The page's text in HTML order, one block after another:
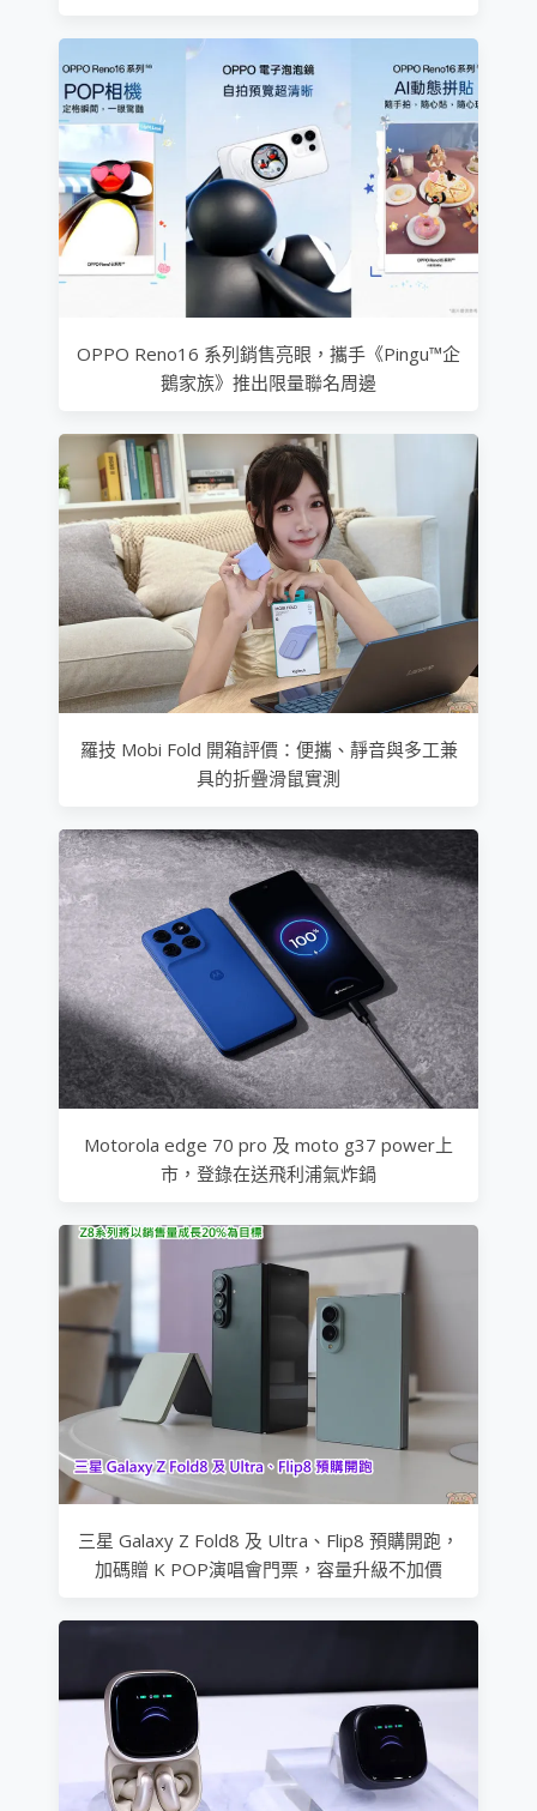
OPPO Reno16 系列銷售亮眼，攜手《Pingu™企
鵝家族》推出限量聯名周邊
羅技 Mobi Fold 開箱評價：便攜、靜音與多工兼
具的折疊滑鼠實測
Motorola edge 70 pro 及 moto g37 power上
市，登錄在送飛利浦氣炸鍋
三星 Galaxy Z Fold8 及 Ultra、Flip8 預購開跑，
加碼贈 K POP演唱會門票，容量升級不加價